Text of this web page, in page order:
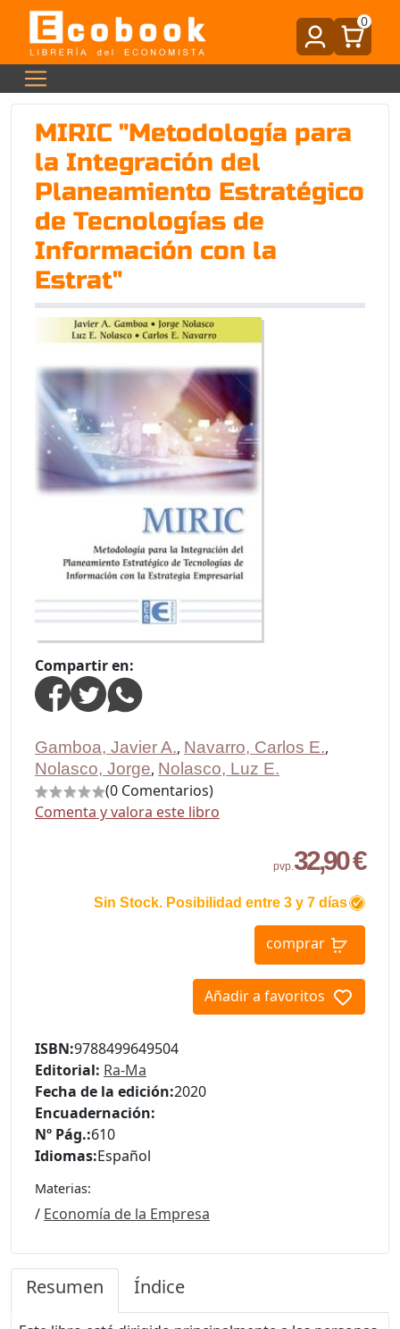
0
MIRIC "Metodología para
la Integración del
Planeamiento Estratégico
de Tecnologías de
Información con la
Estrat"
Compartir en:
Gamboa, Javier A., Navarro, Carlos E.,
Nolasco, Jorge, Nolasco, Luz E.
(0 Comentarios)
Comenta y valora este libro
pvp.32,90 €
Sin Stock. Posibilidad entre 3 y 7 días
comprar
Añadir a favoritos
ISBN:9788499649504
Editorial: Ra-Ma
Fecha de la edición:2020
Encuadernación:
Nº Pág.:610
Idiomas:Español
Materias:
/ Economía de la Empresa
Resumen Índice